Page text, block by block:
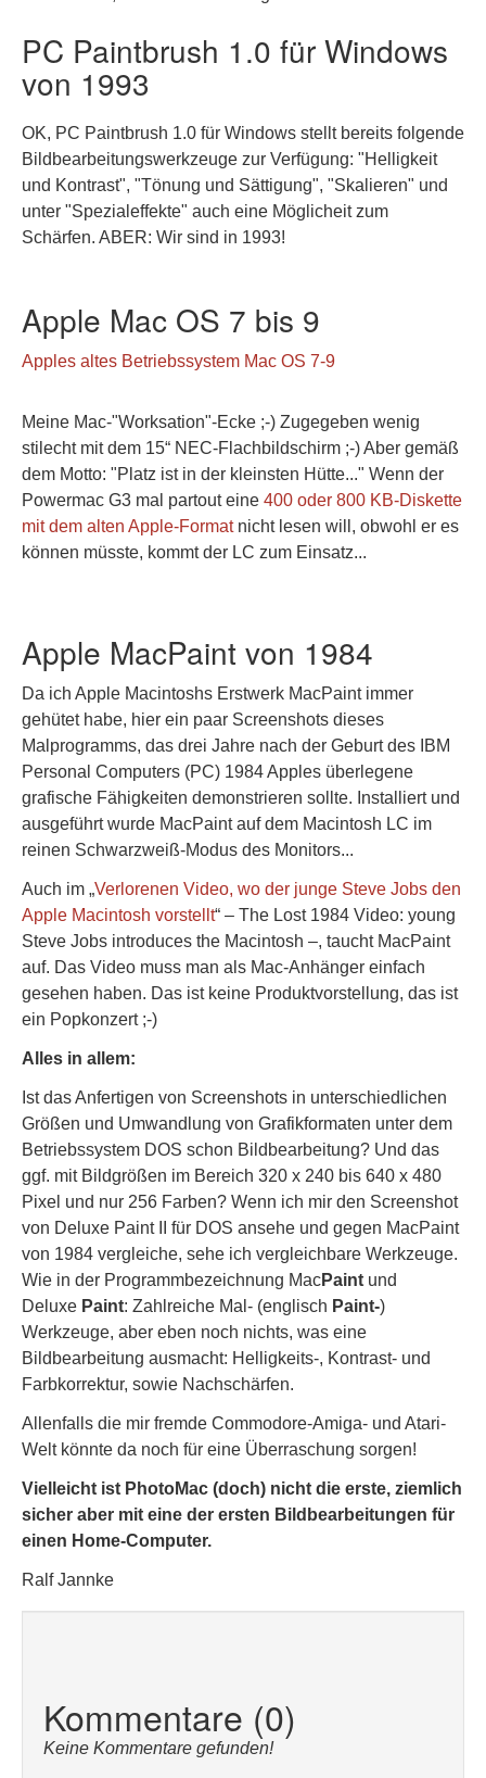
PC Paintbrush 1.0 für Windows
von 1993
OK, PC Paintbrush 1.0 für Windows stellt bereits folgende
Bildbearbeitungswerkzeuge zur Verfügung: "Helligkeit
und Kontrast", "Tönung und Sättigung", "Skalieren" und
unter "Spezialeffekte" auch eine Möglicheit zum
Schärfen. ABER: Wir sind in 1993!
Apple Mac OS 7 bis 9
Apples altes Betriebssystem Mac OS 7-9
Meine Mac-"Worksation"-Ecke ;-) Zugegeben wenig
stilecht mit dem 15“ NEC-Flachbildschirm ;-) Aber gemäß
dem Motto: "Platz ist in der kleinsten Hütte..." Wenn der
Powermac G3 mal partout eine 400 oder 800 KB-Diskette
mit dem alten Apple-Formatnicht lesen will, obwohl er es
können müsste, kommt der LC zum Einsatz...
Apple MacPaint von 1984
Da ich Apple Macintoshs Erstwerk MacPaint immer
gehütet habe, hier ein paar Screenshots dieses
Malprogramms, das drei Jahre nach der Geburt des IBM
Personal Computers (PC) 1984 Apples überlegene
grafische Fähigkeiten demonstrieren sollte. Installiert und
ausgeführt wurde MacPaint auf dem Macintosh LC im
reinen Schwarzweiß-Modus des Monitors...
Auch im „Verlorenen Video, wo der junge Steve Jobs den
Apple Macintosh vorstellt“ – The Lost 1984 Video: young
Steve Jobs introduces the Macintosh –, taucht MacPaint
auf. Das Video muss man als Mac-Anhänger einfach
gesehen haben. Das ist keine Produktvorstellung, das ist
ein Popkonzert ;-)
Alles in allem:
Ist das Anfertigen von Screenshots in unterschiedlichen
Größen und Umwandlung von Grafikformaten unter dem
Betriebssystem DOS schon Bildbearbeitung? Und das
ggf. mit Bildgrößen im Bereich 320 x 240 bis 640 x 480
Pixel und nur 256 Farben? Wenn ich mir den Screenshot
von Deluxe Paint II für DOS ansehe und gegen MacPaint
von 1984 vergleiche, sehe ich vergleichbare Werkzeuge.
Wie in der Programmbezeichnung MacPaint und
Deluxe Paint: Zahlreiche Mal- (englisch Paint-)
Werkzeuge, aber eben noch nichts, was eine
Bildbearbeitung ausmacht: Helligkeits-, Kontrast- und
Farbkorrektur, sowie Nachschärfen.
Allenfalls die mir fremde Commodore-Amiga- und Atari-
Welt könnte da noch für eine Überraschung sorgen!
Vielleicht ist PhotoMac (doch) nicht die erste, ziemlich
sicher aber mit eine der ersten Bildbearbeitungen für
einen Home-Computer.
Ralf Jannke
Kommentare (0)
Keine Kommentare gefunden!